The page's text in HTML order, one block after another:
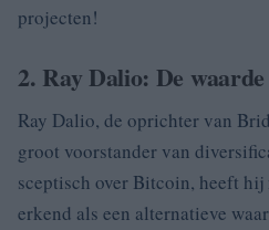
projecten!
2. Ray Dalio: De
Ray Dalio, de oprichter van
groot voorstander van
sceptisch over Bitcoin, heeft
erkend als een alternatieve